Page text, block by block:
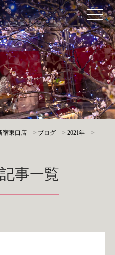
宿東口店 > ブログ >2021年
>
事一覧